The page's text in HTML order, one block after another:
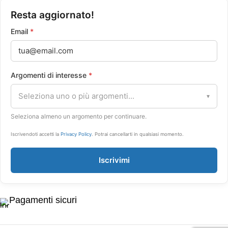
Resta aggiornato!
Email *
Argomenti di interesse *
Seleziona uno o più argomenti... ▾
Seleziona almeno un argomento per continuare.
Iscrivendoti accetti la Privacy Policy . Potrai cancellarti in qualsiasi momento.
Iscrivimi
Pagamenti sicuri